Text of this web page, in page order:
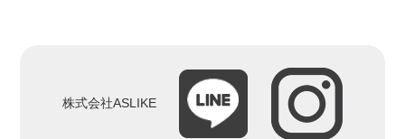
株式会社ASLIKE